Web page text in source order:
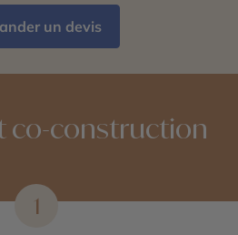
un devis
co-construction
1